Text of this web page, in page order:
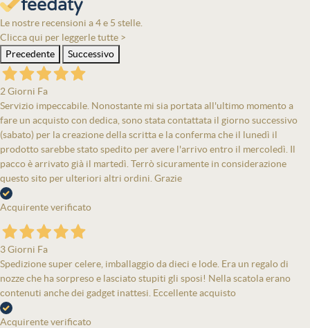
Le nostre recensioni a 4 e 5 stelle.
Clicca qui per leggerle tutte >
Precedente
Successivo
2 Giorni Fa
Servizio impeccabile. Nonostante mi sia portata all'ultimo momento a
fare un acquisto con dedica, sono stata contattata il giorno successivo
(sabato) per la creazione della scritta e la conferma che il lunedì il
prodotto sarebbe stato spedito per avere l'arrivo entro il mercoledì. Il
pacco è arrivato già il martedì. Terrò sicuramente in considerazione
questo sito per ulteriori altri ordini. Grazie
Acquirente verificato
3 Giorni Fa
Spedizione super celere, imballaggio da dieci e lode. Era un regalo di
nozze che ha sorpreso e lasciato stupiti gli sposi! Nella scatola erano
contenuti anche dei gadget inattesi. Eccellente acquisto
Acquirente verificato